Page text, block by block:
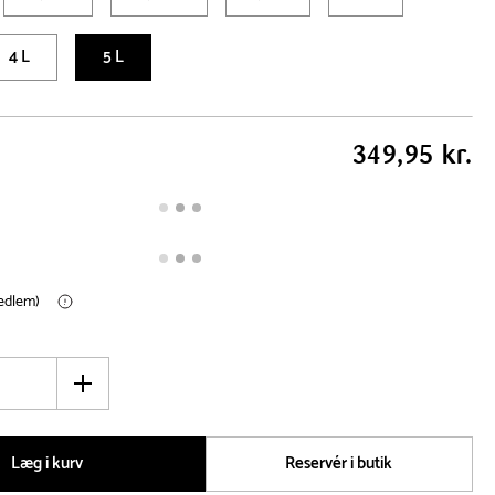
4 L 5 L
349,95 kr.
Øg
Læg i kurv
Reservér i butik